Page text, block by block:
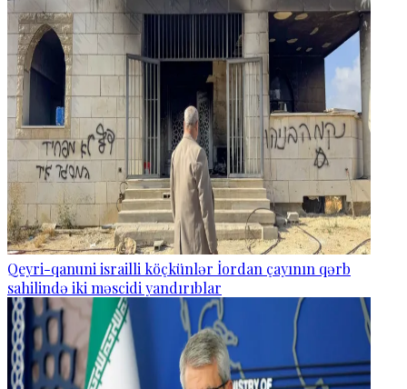
Qeyri-qanuni israilli köçkünlər İordan çayının qərb
sahilində iki məscidi yandırıblar